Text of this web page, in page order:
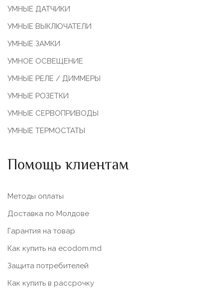
УМНЫЕ ДАТЧИКИ
УМНЫЕ ВЫКЛЮЧАТЕЛИ
УМНЫЕ ЗАМКИ
УМНОЕ ОСВЕЩЕНИЕ
УМНЫЕ РЕЛЕ / ДИММЕРЫ
УМНЫЕ РОЗЕТКИ
УМНЫЕ СЕРВОПРИВОДЫ
УМНЫЕ ТЕРМОСТАТЫ
Помощь клиентам
Методы оплаты
Доставка по Молдове
Гарантия на товар
Как купить на ecodom.md
Защита потребителей
Как купить в рассрочку